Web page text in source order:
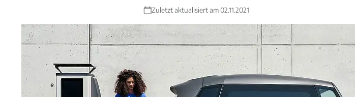
Zuletzt aktualisiert am 02.11.2021